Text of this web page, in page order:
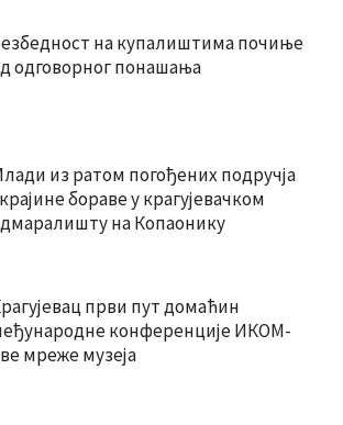
на купалиштима почиње
одговорног понашања
из ратом погођених подручја
бораве у крагујевачком
на Копаонику
први пут домаћин
конференције ИКОМ-
мреже музеја